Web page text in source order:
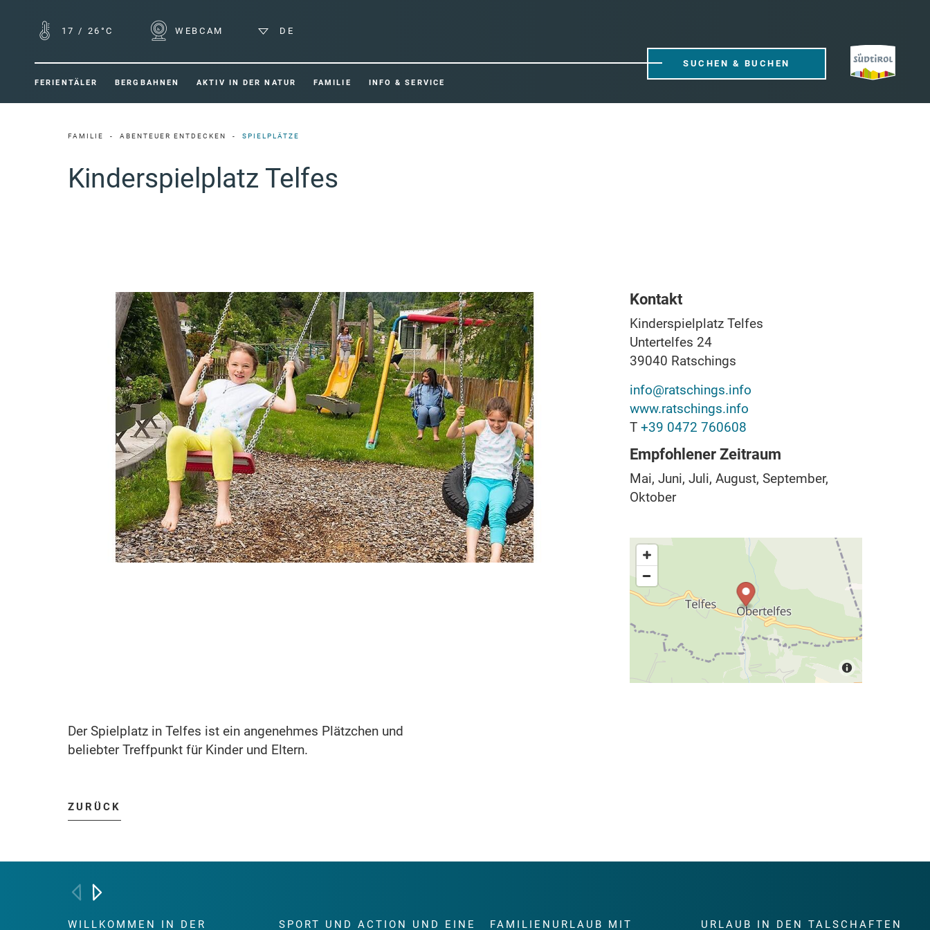
17 / 26°C WEBCAM DE
FERIENTÄLER BERGBAHNEN AKTIV IN DER NATUR FAMILIE INFO & SERVICE
SUCHEN & BUCHEN
FAMILIE ABENTEUER ENTDECKEN SPIELPLÄTZE
Kinderspielplatz Telfes
Kontakt
Kinderspielplatz Telfes
Untertelfes 24
39040 Ratschings
info@ratschings.info
www.ratschings.info
T +39 0472 760608
Empfohlener Zeitraum
Mai, Juni, Juli, August, September,
Oktober
Der Spielplatz in Telfes ist ein angenehmes Plätzchen und
beliebter Treffpunkt für Kinder und Eltern.
ZURÜCK
WILLKOMMEN IN DER
SPORT UND ACTION UND EINE
FAMILIENURLAUB MIT
URLAUB IN DEN TALSCHAFTEN